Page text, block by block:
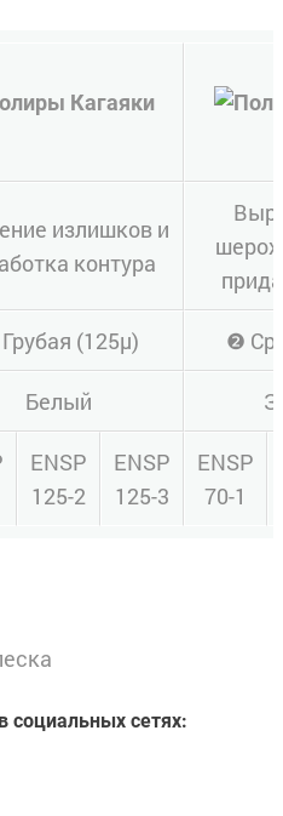
излишков и
контура
(125µ) ❷
Белый
ENSP
125-2
ENSP
125-3
ENSP
70-1
социальных сетях: